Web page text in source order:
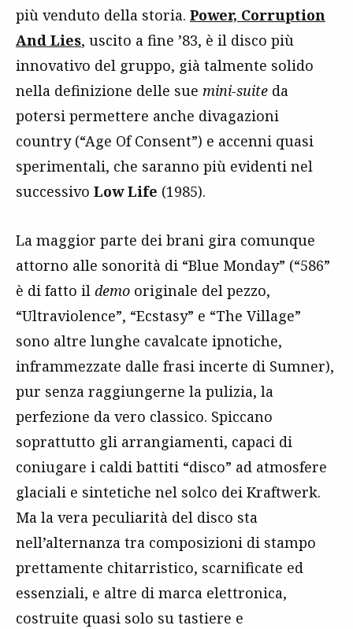
più venduto della storia. Power, Corruption
And Lies, uscito a fine ’83, è il disco più
innovativo del gruppo, già talmente solido
nella definizione delle sue mini-suite da
potersi permettere anche divagazioni
country (“Age Of Consent”) e accenni quasi
sperimentali, che saranno più evidenti nel
successivo Low Life (1985).
La maggior parte dei brani gira comunque
attorno alle sonorità di “Blue Monday” (“586”
è di fatto il demo originale del pezzo,
“Ultraviolence”, “Ecstasy” e “The Village”
sono altre lunghe cavalcate ipnotiche,
inframmezzate dalle frasi incerte di Sumner),
pur senza raggiungerne la pulizia, la
perfezione da vero classico. Spiccano
soprattutto gli arrangiamenti, capaci di
coniugare i caldi battiti “disco” ad atmosfere
glaciali e sintetiche nel solco dei Kraftwerk.
Ma la vera peculiarità del disco sta
nell’alternanza tra composizioni di stampo
prettamente chitarristico, scarnificate ed
essenziali, e altre di marca elettronica,
costruite quasi solo su tastiere e